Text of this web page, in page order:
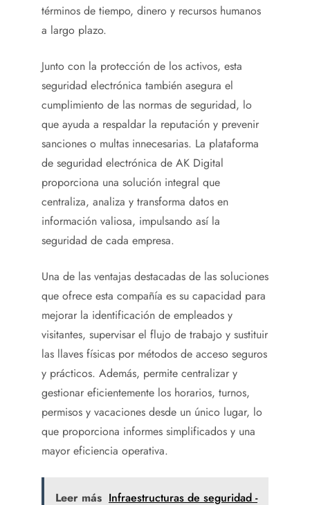
términos de tiempo, dinero y recursos humanos
a largo plazo.
Junto con la protección de los activos, esta
seguridad electrónica también asegura el
cumplimiento de las normas de seguridad, lo
que ayuda a respaldar la reputación y prevenir
sanciones o multas innecesarias. La plataforma
de seguridad electrónica de AK Digital
proporciona una solución integral que
centraliza, analiza y transforma datos en
información valiosa, impulsando así la
seguridad de cada empresa.
Una de las ventajas destacadas de las soluciones
que ofrece esta compañía es su capacidad para
mejorar la identificación de empleados y
visitantes, supervisar el flujo de trabajo y sustituir
las llaves físicas por métodos de acceso seguros
y prácticos. Además, permite centralizar y
gestionar eficientemente los horarios, turnos,
permisos y vacaciones desde un único lugar, lo
que proporciona informes simplificados y una
mayor eficiencia operativa.
Leer más Infraestructuras de seguridad -